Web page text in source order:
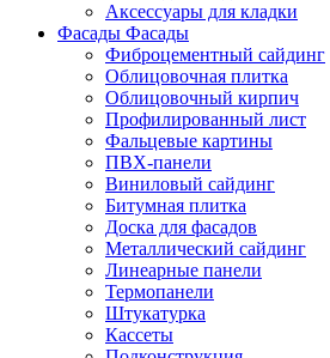
Аксессуары для кладки
Фасады Фасады
Фиброцементный сайдинг
Облицовочная плитка
Облицовочный кирпич
Профилированный лист
Фальцевые картины
ПВХ-панели
Виниловый сайдинг
Битумная плитка
Доска для фасадов
Металлический сайдинг
Линеарные панели
Термопанели
Штукатурка
Кассеты